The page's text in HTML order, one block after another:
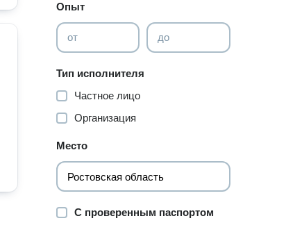
Опыт
от до
Тип исполнителя
Частное лицо
Организация
Место
С проверенным паспортом